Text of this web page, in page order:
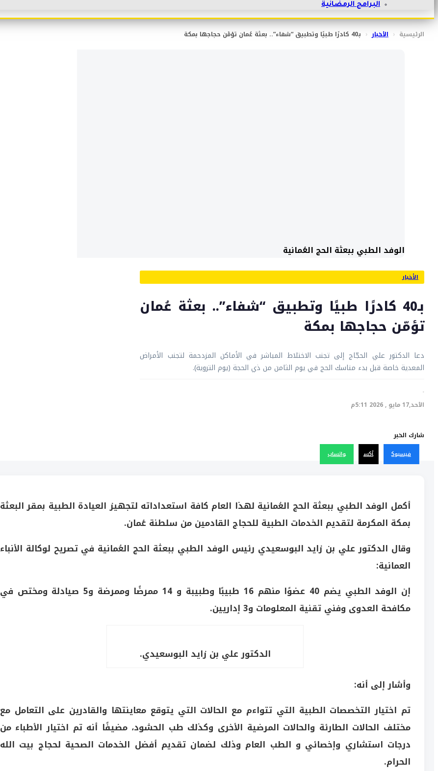
البرامج الرمضانية
الرئيسية ‹ الأخبار ‹ بـ40 كادرًا طبيًا وتطبيق “شفاء”.. بعثة عُمان تؤمّن حجاجها بمكة
الوفد الطبي ببعثة الحج العُمانية
الأخبار
بـ40 كادرًا طبيًا وتطبيق “شفاء”.. بعثة عُمان
تؤمّن حجاجها بمكة
دعا الدكتور علي الحجّاج إلى تجنب الاختلاط المباشر في الأماكن المزدحمة لتجنب الأمراض
المعدية خاصة قبل بدء مناسك الحج في يوم الثامن من ذي الحجة (يوم التروية).
·
الأحد,17 مايو , 2026 5:11م
شارك الخبر
فيسبوك أكس واتساب
أكمل الوفد الطبي ببعثة الحج العُمانية لهذا العام كافة استعداداته لتجهيز العيادة الطبية بمقر البعثة
بمكة المكرمة لتقديم الخدمات الطبية للحجاج القادمين من سلطنة عُمان.
وقال الدكتور علي بن زايد البوسعيدي رئيس الوفد الطبي ببعثة الحج العُمانية في تصريح لوكالة الأنباء
العمانية:
إن الوفد الطبي يضم 40 عضوًا منهم 16 طبيبًا وطبيبة و 14 ممرضًا وممرضة و5 صيادلة ومختص في
مكافحة العدوى وفني تقنية المعلومات و3 إداريين.
الدكتور علي بن زايد البوسعيدي.
وأشار إلى أنه:
تم اختيار التخصصات الطبية التي تتواءم مع الحالات التي يتوقع معاينتها والقادرين على التعامل مع
مختلف الحالات الطارئة والحالات المرضية الأخرى وكذلك طب الحشود، مضيفًا أنه تم اختيار الأطباء من
درجات استشاري وإخصائي و الطب العام وذلك لضمان تقديم أفضل الخدمات الصحية لحجاج بيت الله
الحرام.